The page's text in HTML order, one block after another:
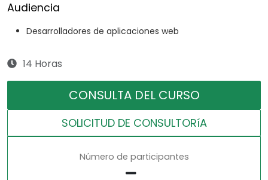
Audiencia
Desarrolladores de aplicaciones web
14 Horas
CONSULTA DEL CURSO
SOLICITUD DE CONSULTORíA
Número de participantes